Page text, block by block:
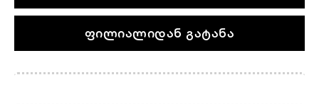
ფილიალიდან გატანა